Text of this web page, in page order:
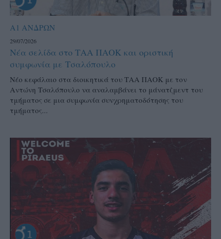
Α1 ΑΝΔΡΩΝ
29/07/2026
Νέα σελίδα στο ΤΑΑ ΠΑΟΚ και οριστική
συμφωνία με Τσαλόπουλο
Νέο κεφάλαιο στα διοικητικά του ΤΑΑ ΠΑΟΚ με τον
Αντώνη Τσαλόπουλο να αναλαμβάνει το μάνατζμεντ του
τμήματος σε μια συμφωνία συνχρηματοδότησης του
τμήματος...